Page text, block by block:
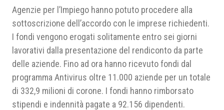
Agenzie per l’Impiego hanno potuto procedere alla
sottoscrizione dell’accordo con le imprese richiedenti.
I fondi vengono erogati solitamente entro sei giorni
lavorativi dalla presentazione del rendiconto da parte
delle aziende. Fino ad ora hanno ricevuto fondi dal
programma Antivirus oltre 11.000 aziende per un totale
di 332,9 milioni di corone. I fondi hanno rimborsato
stipendi e indennità pagate a 92.156 dipendenti.